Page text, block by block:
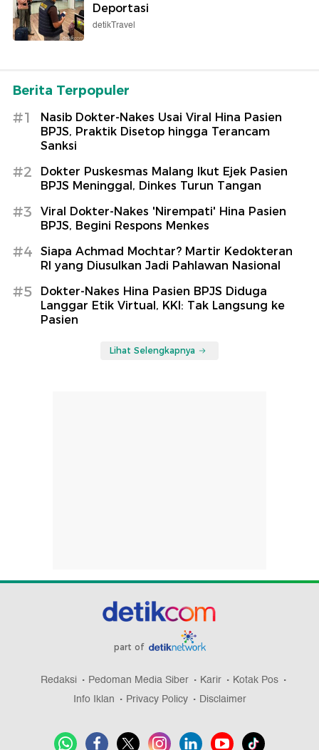
Deportasi
detikTravel
Berita Terpopuler
#1
Nasib Dokter-Nakes Usai Viral Hina Pasien
BPJS, Praktik Disetop hingga Terancam
Sanksi
#2
Dokter Puskesmas Malang Ikut Ejek Pasien
BPJS Meninggal, Dinkes Turun Tangan
#3
Viral Dokter-Nakes 'Nirempati' Hina Pasien
BPJS, Begini Respons Menkes
#4
Siapa Achmad Mochtar? Martir Kedokteran
RI yang Diusulkan Jadi Pahlawan Nasional
#5
Dokter-Nakes Hina Pasien BPJS Diduga
Langgar Etik Virtual, KKI: Tak Langsung ke
Pasien
Lihat Selengkapnya
part of
Redaksi Pedoman Media Siber Karir
Kotak Pos
Info Iklan
Privacy Policy Disclaimer